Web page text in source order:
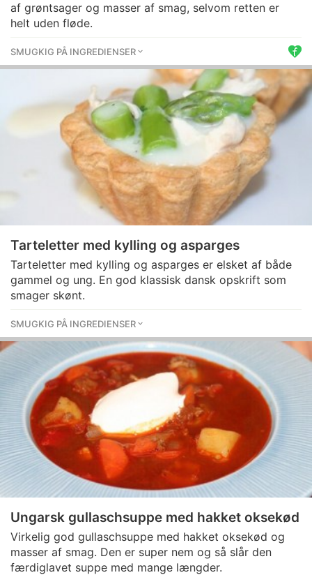
af grøntsager og masser af smag, selvom retten er
helt uden fløde.
SMUGKIG PÅ INGREDIENSER
Tarteletter med kylling og asparges
Tarteletter med kylling og asparges er elsket af både
gammel og ung. En god klassisk dansk opskrift som
smager skønt.
SMUGKIG PÅ INGREDIENSER
Ungarsk gullaschsuppe med hakket oksekød
Virkelig god gullaschsuppe med hakket oksekød og
masser af smag. Den er super nem og så slår den
færdiglavet suppe med mange længder.